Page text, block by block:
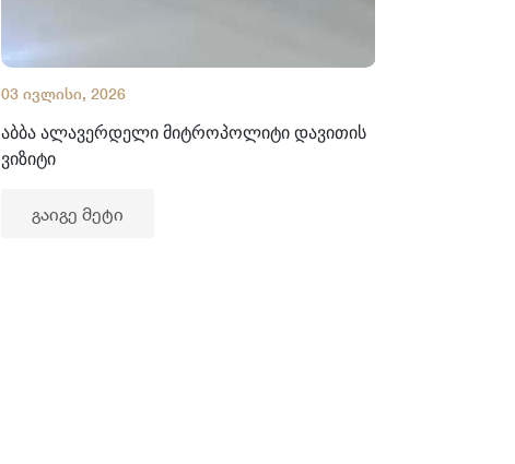
03 ივლისი, 2026
აბბა ალავერდელი მიტროპოლიტი დავითის
ვიზიტი
გაიგე მეტი